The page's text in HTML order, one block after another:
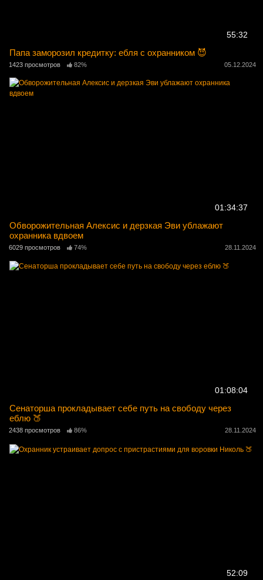
55:32
Папа заморозил кредитку: ебля с охранником 😈
1423 просмотров 82% 05.12.2024
01:34:37
Обворожительная Алексис и дерзкая Эви ублажают
охранника вдвоем
6029 просмотров 74% 28.11.2024
01:08:04
Сенаторша прокладывает себе путь на свободу через
еблю 🍑
2438 просмотров 86% 28.11.2024
52:09